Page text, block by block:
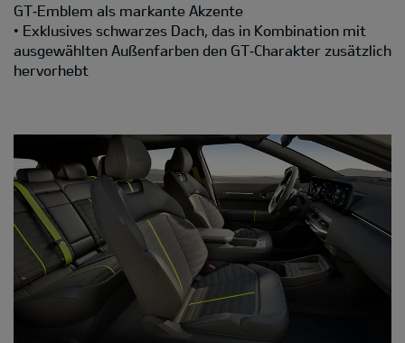
GT‑Emblem als markante Akzente
• Exklusives schwarzes Dach, das in Kombination mit
ausgewählten Außenfarben den GT‑Charakter zusätzlich
hervorhebt